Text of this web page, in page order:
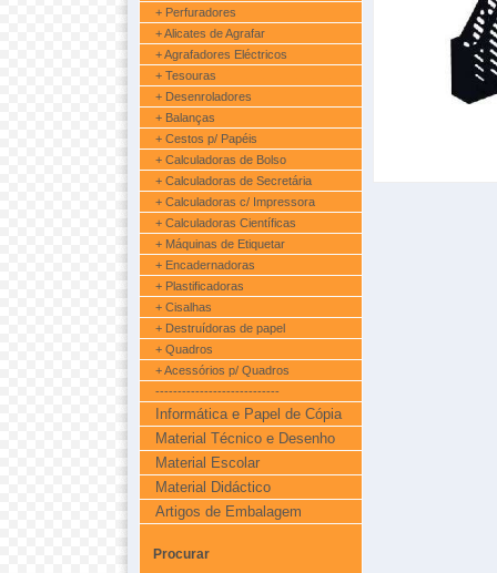
+ Perfuradores
+ Alicates de Agrafar
+ Agrafadores Eléctricos
+ Tesouras
+ Desenroladores
+ Balanças
+ Cestos p/ Papéis
+ Calculadoras de Bolso
+ Calculadoras de Secretária
+ Calculadoras c/ Impressora
+ Calculadoras Científicas
+ Máquinas de Etiquetar
+ Encadernadoras
+ Plastificadoras
+ Cisalhas
+ Destruídoras de papel
+ Quadros
+ Acessórios p/ Quadros
----------------------------
Informática e Papel de Cópia
Material Técnico e Desenho
Material Escolar
Material Didáctico
Artigos de Embalagem
Procurar